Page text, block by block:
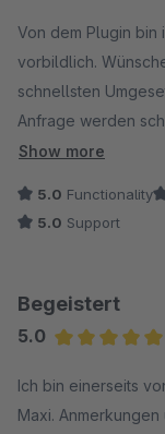
Von dem Plugin
vorbildlich.
schnellsten
Anfrage werden
beantwortet.
Show more
5.0 Functionality
5.0 Support
Begeistert
5.0
Ich bin einerseits
Maxi.